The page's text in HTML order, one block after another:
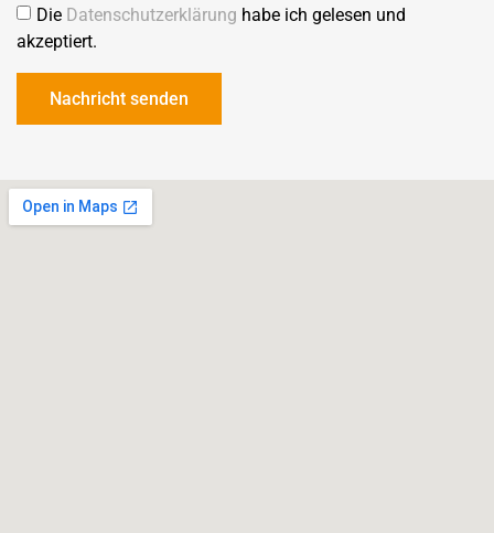
Die Datenschutzerklärung habe ich gelesen und
akzeptiert.
Nachricht senden